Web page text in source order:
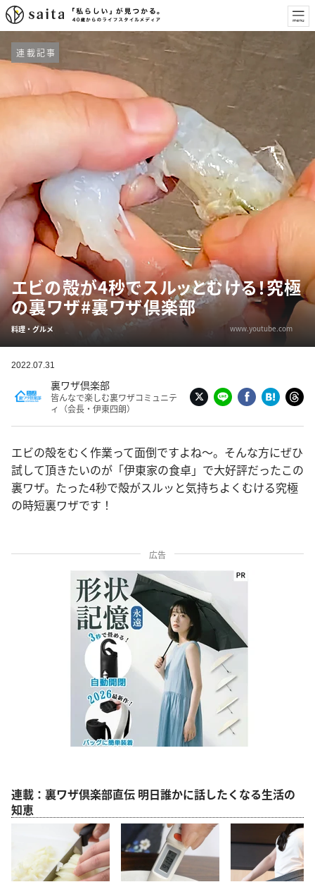
連載記事
エビの殻が4秒でスルッとむける！究極
の裏ワザ#裏ワザ倶楽部
料理・グルメ www.youtube.com
2022.07.31
裏ワザ倶楽部
皆んなで楽しむ裏ワザコミュニテ
ィ（会長・伊東四朗）
エビの殻をむく作業って面倒ですよね〜。そんな方にぜひ
試して頂きたいのが「伊東家の食卓」で大好評だったこの
裏ワザ。たった4秒で殻がスルッと気持ちよくむける究極
の時短裏ワザです！
広告
連載：裏ワザ倶楽部直伝 明日誰かに話したくなる生活の
知恵